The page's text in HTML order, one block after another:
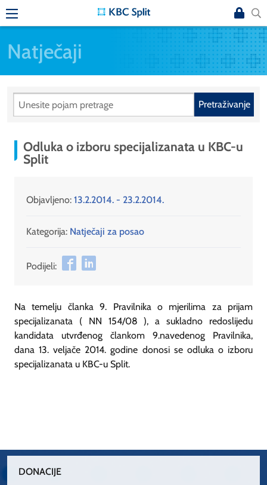
Natječaji
Pretraživanje
Odluka o izboru specijalizanata u KBC-u
Split
Objavljeno: 13.2.2014. - 23.2.2014.
Kategorija: Natječaji za posao
Podijeli:
Na temelju članka 9. Pravilnika o mjerilima za prijam
specijalizanata ( NN 154/08 ), a sukladno redoslijedu
kandidata utvrđenog člankom 9.navedenog Pravilnika,
dana 13. veljače 2014. godine donosi se odluka o izboru
specijalizanata u KBC-u Split.
DONACIJE